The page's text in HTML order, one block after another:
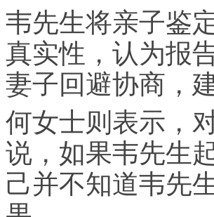
韦先生将亲子鉴
真实性，认为报
妻子回避协商，
何女士则表示，
说，如果韦先生
己并不知道韦先